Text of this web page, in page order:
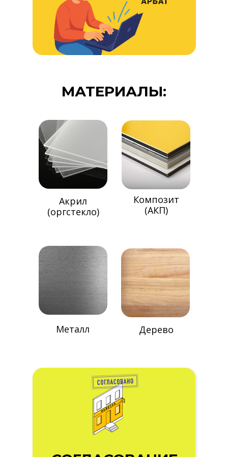
МАТЕРИАЛЫ:
Акрил
(оргстекло)
Композит
(АКП)
Металл Дерево